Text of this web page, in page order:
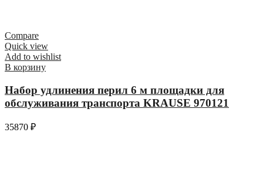
Compare
Quick view
Add to wishlist
В корзину
Набор удлинения перил 6 м площадки для
обслуживания транспорта KRAUSE 970121
35870 ₽